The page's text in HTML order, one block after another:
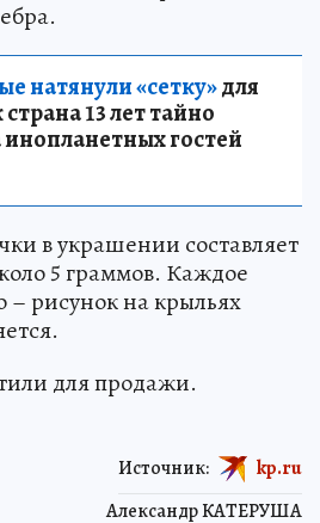
натянули «сетку»для
13 лет тайно
инопланетных гостей
в украшении составляет
5 граммов. Каждое
– рисунок на крыльях
для продажи.
Александр КАТЕРУША
Источник: kp.ru